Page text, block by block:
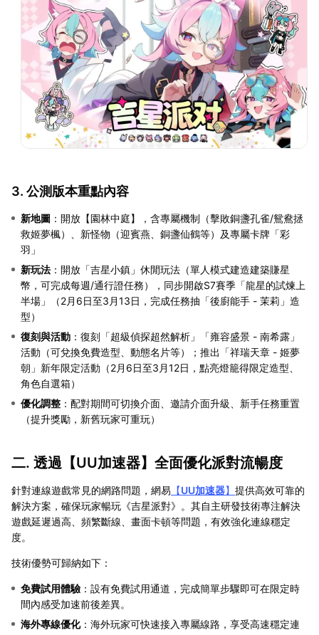
3. 公測版本重點內容
新地圖 ：開放【園林中庭】，含專屬機制（擊敗銅盞孔雀/鴛鴦拯
救姬夢楓）、新怪物（迎賓燕、銅盞仙鶴等）及專屬卡牌「彩
羽」
新玩法 ：開放「吉星小鎮」休閒玩法（單人模式建造建築賺星
幣，可完成每週/通行證任務），同步開啟S7賽季「龍星的試煉上
半場」（2月6日至3月13日，完成任務抽「後廚能手 - 茉莉」造
型）
復刻與活動 ：復刻「超級偵探超然解析」「雍容盛景 - 南希露」
活動（可兌換免費造型、動態名片等）；推出「祥瑞天章 - 姬夢
朝」新年限定活動（2月6日至3月12日，點亮燈籠得限定造型、
角色自選箱）
優化調整 ：配對期間可切換介面、邀請介面升級、新手任務重置
（提升獎勵，新舊玩家可重玩）
二. 透過【UU加速器】全面優化派對流暢度
針對連線遊戲常見的網路問題，網易 【UU加速器】 提供高效可靠的
解決方案，確保玩家暢玩《吉星派對》。其自主研發技術專注解決
遊戲延遲過高、頻繁斷線、畫面卡頓等問題，有效強化連線穩定
度。
技術優勢可歸納如下：
免費試用體驗 ：設有免費試用通道，完成簡單步驟即可在限定時
間內感受加速前後差異。
海外專線優化：海外玩家可快速接入專屬線路，享受高速穩定連